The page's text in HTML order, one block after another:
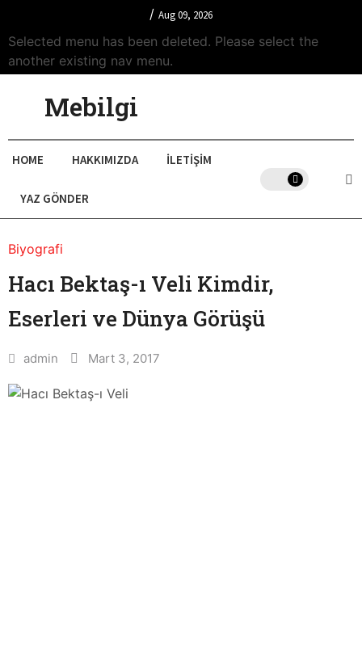
/ Aug 09, 2026
Selected menu has been deleted. Please select the
another existing nav menu.
Mebilgi
HOME HAKKIMIZDA İLETIŞIM
YAZ GÖNDER
Biyografi
Hacı Bektaş-ı Veli Kimdir,
Eserleri ve Dünya Görüşü
admin Mart 3, 2017